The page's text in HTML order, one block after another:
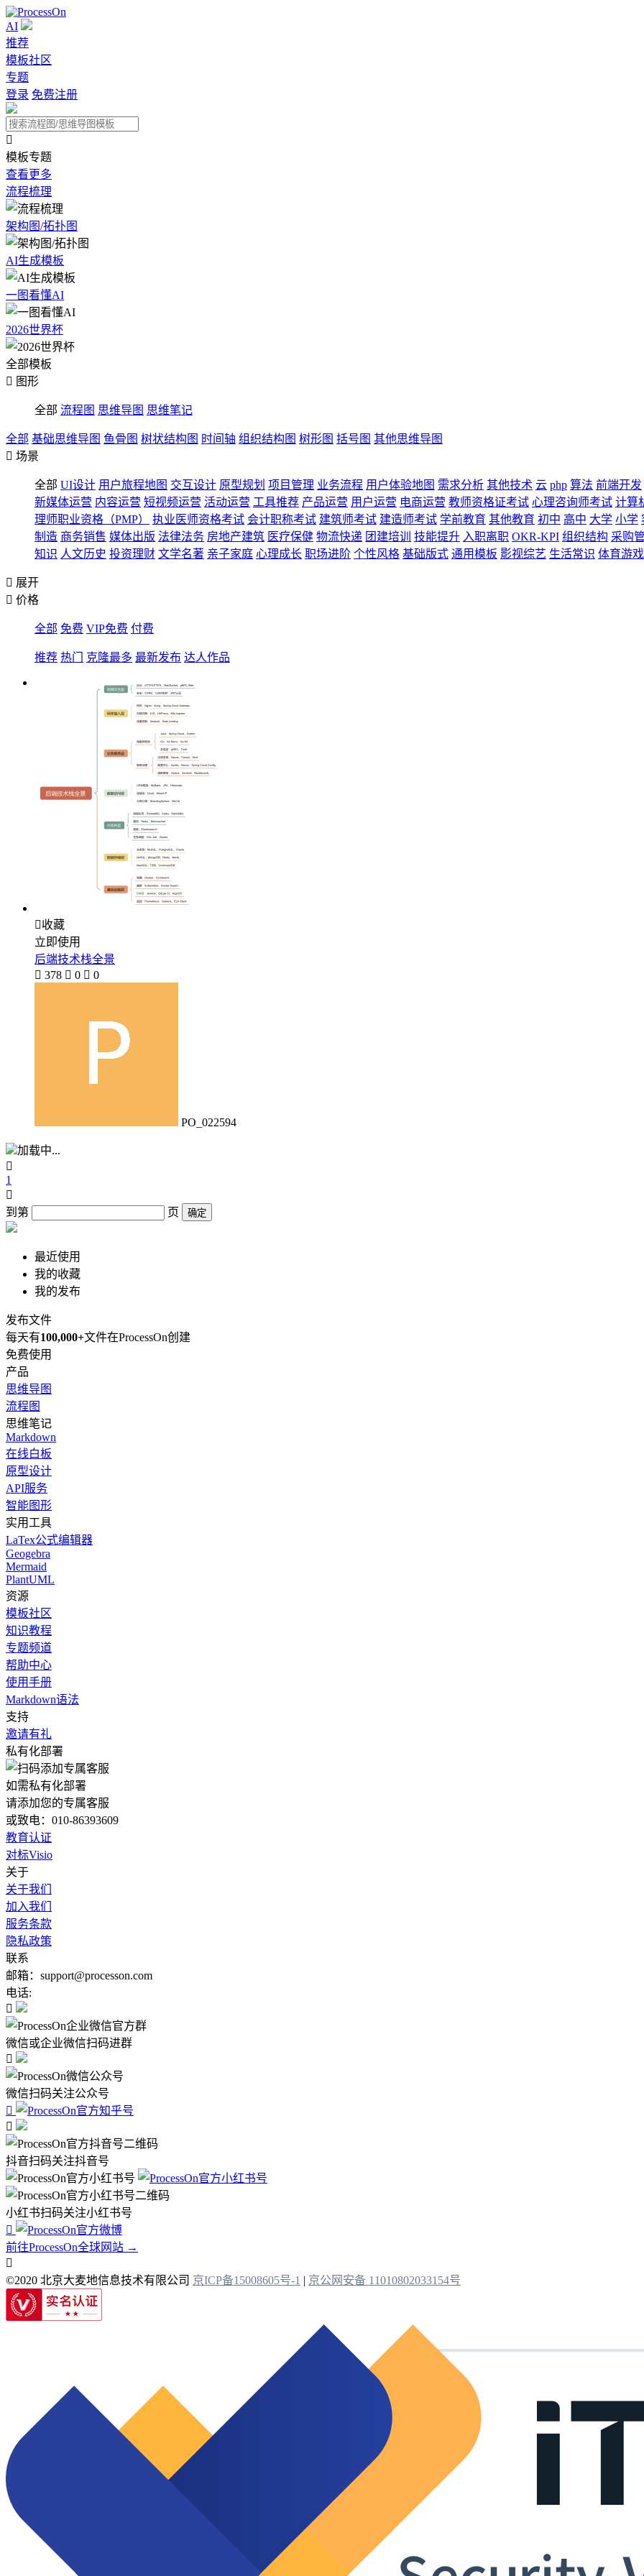
AI
推荐
模板社区
专题
登录 免费注册

模板专题
查看更多
流程梳理
架构图/拓扑图
AI生成模板
一图看懂AI
2026世界杯
全部模板
 图形
全部 流程图 思维导图 思维笔记
全部 基础思维导图 鱼骨图 树状结构图 时间轴 组织结构图 树形图 括号图 其他思维导图
 场景
全部 UI设计 用户旅程地图 交互设计 原型规划 项目管理 业务流程 用户体验地图 需求分析 其他技术 云 php 算法 前端开发
新媒体运营 内容运营 短视频运营 活动运营 工具推荐 产品运营 用户运营 电商运营 教师资格证考试 心理咨询师考试 计算
理师职业资格（PMP）
执业医师资格考试 会计职称考试 建筑师考试 建造师考试 学前教育 其他教育 初中 高中 大学 小学
制造 商务销售 媒体出版 法律法务 房地产建筑 医疗保健 物流快递 团建培训 技能提升 入职离职 OKR-KPI 组织结构 采购
知识 人文历史 投资理财 文学名著 亲子家庭 心理成长 职场进阶 个性风格 基础版式 通用模板 影视综艺 生活常识 体育游戏
 展开
 价格
全部 免费 VIP免费 付费
推荐 热门 克隆最多 最新发布 达人作品
收藏
立即使用
后端技术栈全景
 378  0  0
PO_022594
加载中...

1

到第
页 确定
最近使用
我的收藏
我的发布
发布文件
每天有100,000+文件在ProcessOn创建
免费使用
产品
思维导图
流程图
思维笔记
Markdown
在线白板
原型设计
API服务
智能图形
实用工具
LaTex公式编辑器
Geogebra
Mermaid
PlantUML
资源
模板社区
知识教程
专题频道
帮助中心
使用手册
Markdown语法
支持
邀请有礼
私有化部署
如需私有化部署
请添加您的专属客服
或致电：010-86393609
教育认证
对标Visio
关于
关于我们
加入我们
服务条款
隐私政策
联系
邮箱：support@processon.com
电话:

微信或企业微信扫码进群

微信扫码关注公众号


抖音扫码关注抖音号
小红书扫码关注小红书号

前往ProcessOn全球网站 →

©2020 北京大麦地信息技术有限公司 京ICP备15008605号-1 | 京公网安备 11010802033154号